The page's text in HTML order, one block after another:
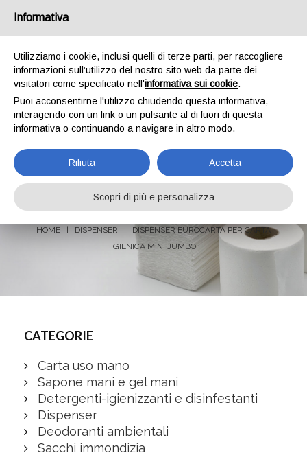
Dispenser EUROCARTA per
carta igienica MINI JUMBO
HOME DISPENSER
DISPENSER EUROCARTA PER CARTA
IGIENICA MINI JUMBO
CATEGORIE
Carta uso mano
Sapone mani e gel mani
Detergenti-igienizzanti e disinfestanti
Dispenser
Deodoranti ambientali
Sacchi immondizia
Informativa
Utilizziamo i cookie, inclusi quelli di terze parti, per raccogliere
informazioni sull’utilizzo del nostro sito web da parte dei
visitatori come specificato nell'informativa sui cookie.
Puoi acconsentirne l'utilizzo chiudendo questa informativa,
interagendo con un link o un pulsante al di fuori di questa
informativa o continuando a navigare in altro modo.
Rifiuta Accetta
Scopri di più e personalizza